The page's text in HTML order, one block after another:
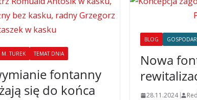
M. TUREK TEMAT DNIA
fontanny
się do końca
BLOG
Nowa
28.11.2024